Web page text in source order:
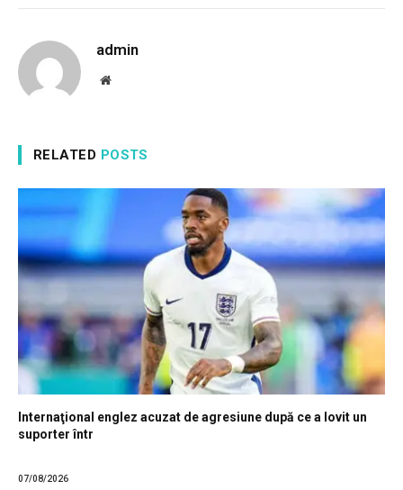
admin
Website
RELATED POSTS
Internaţional englez acuzat de agresiune după ce a lovit un
suporter într
07/08/2026